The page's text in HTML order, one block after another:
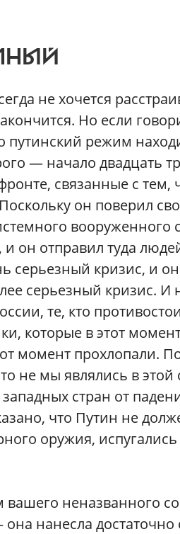
не хочется
Но если
путинский режим
— начало двадцать
связанные с тем,
он поверил
вооруженного
и он отправил туда
серьезный кризис, и
серьезный кризис. И
те, кто
которые в этот
момент прохлопали.
не мы являлись в этой
стран от
что Путин не
оружия,
неназванного
нанесла